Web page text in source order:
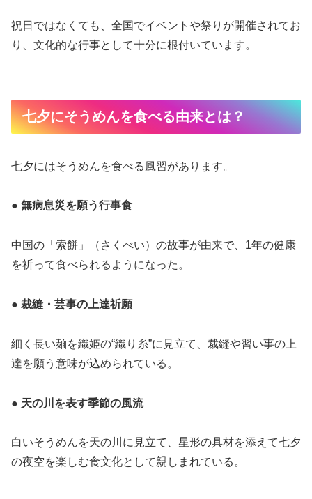
祝日ではなくても、全国でイベントや祭りが開催されてお
り、文化的な行事として十分に根付いています。
七夕にそうめんを食べる由来とは？
七夕にはそうめんを食べる風習があります。
● 無病息災を願う行事食
中国の「索餅」（さくべい）の故事が由来で、1年の健康
を祈って食べられるようになった。
● 裁縫・芸事の上達祈願
細く長い麺を織姫の“織り糸”に見立て、裁縫や習い事の上
達を願う意味が込められている。
● 天の川を表す季節の風流
白いそうめんを天の川に見立て、星形の具材を添えて七夕
の夜空を楽しむ食文化として親しまれている。